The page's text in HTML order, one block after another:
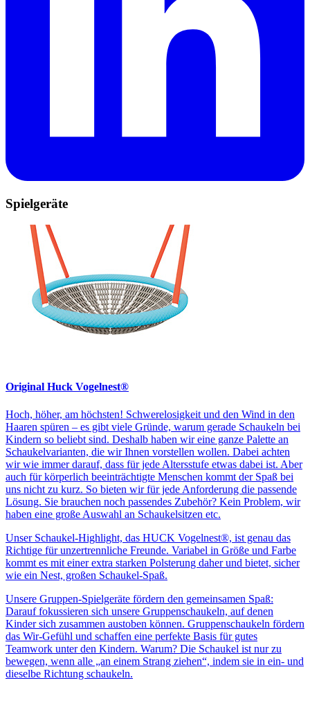
Spielgeräte
Original Huck Vogelnest®
Hoch, höher, am höchsten! Schwerelosigkeit und den Wind in den
Haaren spüren – es gibt viele Gründe, warum gerade Schaukeln bei
Kindern so beliebt sind. Deshalb haben wir eine ganze Palette an
Schaukelvarianten, die wir Ihnen vorstellen wollen. Dabei achten
wir wie immer darauf, dass für jede Altersstufe etwas dabei ist. Aber
auch für körperlich beeinträchtigte Menschen kommt der Spaß bei
uns nicht zu kurz. So bieten wir für jede Anforderung die passende
Lösung. Sie brauchen noch passendes Zubehör? Kein Problem, wir
haben eine große Auswahl an Schaukelsitzen etc.
Unser Schaukel-Highlight, das HUCK Vogelnest®, ist genau das
Richtige für unzertrennliche Freunde. Variabel in Größe und Farbe
kommt es mit einer extra starken Polsterung daher und bietet, sicher
wie ein Nest, großen Schaukel-Spaß.
Unsere Gruppen-Spielgeräte fördern den gemeinsamen Spaß:
Darauf fokussieren sich unsere Gruppenschaukeln, auf denen
Kinder sich zusammen austoben können. Gruppenschaukeln fördern
das Wir-Gefühl und schaffen eine perfekte Basis für gutes
Teamwork unter den Kindern. Warum? Die Schaukel ist nur zu
bewegen, wenn alle „an einem Strang ziehen“, indem sie in ein- und
dieselbe Richtung schaukeln.